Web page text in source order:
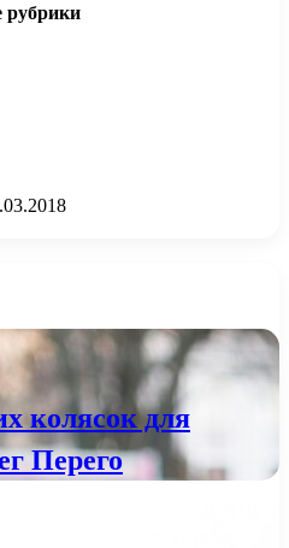
рубрики
колясок для
Перего